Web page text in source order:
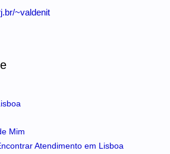
~valdenit
Mim
Atendimento em Lisboa